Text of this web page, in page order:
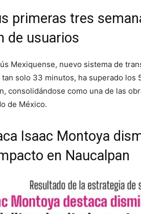
primeras tres
de usuarios
Mexiquense, nuevo sistema de
tan solo 33 minutos, ha superado
consolidándose como una de las
de México.
Isaac Montoya
en Naucalpan